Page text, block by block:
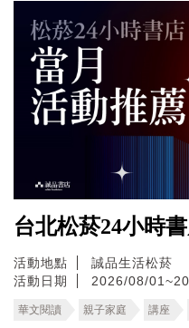
台北松菸24小時
活動地點
誠品生活松菸
活動日期
2026/08/
華文閱讀 親子家庭 講座